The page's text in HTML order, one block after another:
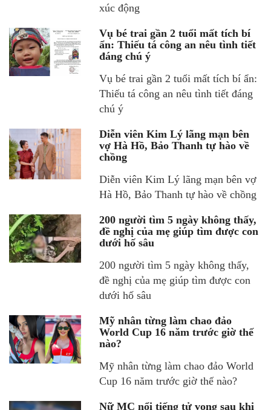
xúc động
Vụ bé trai gần 2 tuổi mất tích bí
ẩn: Thiếu tá công an nêu tình tiết
đáng chú ý
Vụ bé trai gần 2 tuổi mất tích bí ẩn:
Thiếu tá công an nêu tình tiết đáng
chú ý
Diễn viên Kim Lý lãng mạn bên
vợ Hà Hồ, Bảo Thanh tự hào về
chồng
Diễn viên Kim Lý lãng mạn bên vợ
Hà Hồ, Bảo Thanh tự hào về chồng
200 người tìm 5 ngày không thấy,
đề nghị của mẹ giúp tìm được con
dưới hố sâu
200 người tìm 5 ngày không thấy,
đề nghị của mẹ giúp tìm được con
dưới hố sâu
Mỹ nhân từng làm chao đảo
World Cup 16 năm trước giờ thế
nào?
Mỹ nhân từng làm chao đảo World
Cup 16 năm trước giờ thế nào?
Nữ MC nổi tiếng tử vong sau khi